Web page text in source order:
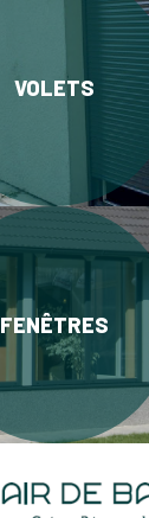
VOLETS
FENÊTRES